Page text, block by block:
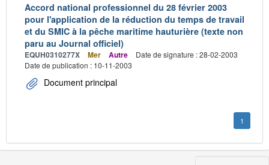
Accord national professionnel du 28 février 2003
pour l'application de la réduction du temps de travail
et du SMIC à la pêche maritime hauturière (texte non
paru au Journal officiel)
EQUH0310277X Mer Autre
Date de signature : 28-02-2003
Date de publication : 10-11-2003
Document principal
1